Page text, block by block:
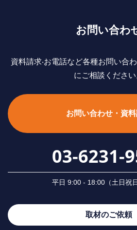
お問い合わ
資料請求‧お電話など各種お問い合
にご相談ください
お問い合わせ・資
03-6231-
平⽇ 9:00 - 18:00（⼟⽇祝
取材のご依頼